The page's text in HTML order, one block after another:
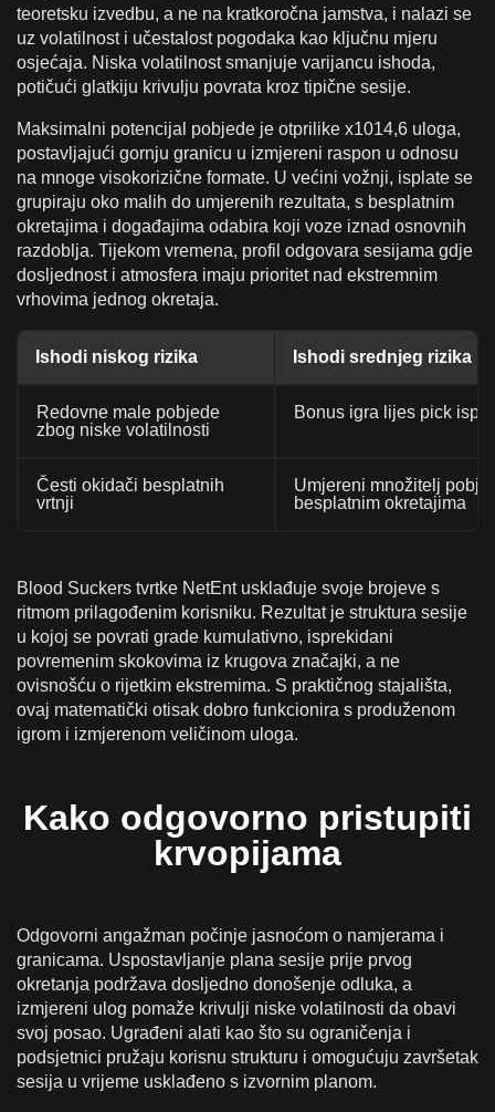
teoretsku izvedbu, a ne na kratkoročna jamstva, i nalazi se
uz volatilnost i učestalost pogodaka kao ključnu mjeru
osjećaja. Niska volatilnost smanjuje varijancu ishoda,
potičući glatkiju krivulju povrata kroz tipične sesije.
Maksimalni potencijal pobjede je otprilike x1014,6 uloga,
postavljajući gornju granicu u izmjereni raspon u odnosu
na mnoge visokorizične formate. U većini vožnji, isplate se
grupiraju oko malih do umjerenih rezultata, s besplatnim
okretajima i događajima odabira koji voze iznad osnovnih
razdoblja. Tijekom vremena, profil odgovara sesijama gdje
dosljednost i atmosfera imaju prioritet nad ekstremnim
vrhovima jednog okretaja.
Ishodi niskog rizika Ishodi srednjeg rizika
Redovne male pobjede
zbog niske volatilnosti
Bonus igra lijes pick
Česti okidači besplatnih
vrtnji
Umjereni množitelj
besplatnim okretajima
Blood Suckers tvrtke NetEnt usklađuje svoje brojeve s
ritmom prilagođenim korisniku. Rezultat je struktura sesije
u kojoj se povrati grade kumulativno, isprekidani
povremenim skokovima iz krugova značajki, a ne
ovisnošću o rijetkim ekstremima. S praktičnog stajališta,
ovaj matematički otisak dobro funkcionira s produženom
igrom i izmjerenom veličinom uloga.
Kako odgovorno pristupiti
krvopijama
Odgovorni angažman počinje jasnoćom o namjerama i
granicama. Uspostavljanje plana sesije prije prvog
okretanja podržava dosljedno donošenje odluka, a
izmjereni ulog pomaže krivulji niske volatilnosti da obavi
svoj posao. Ugrađeni alati kao što su ograničenja i
podsjetnici pružaju korisnu strukturu i omogućuju završetak
sesija u vrijeme usklađeno s izvornim planom.